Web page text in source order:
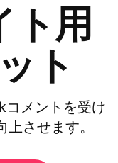
ト用
ト
メントを受け
させます。